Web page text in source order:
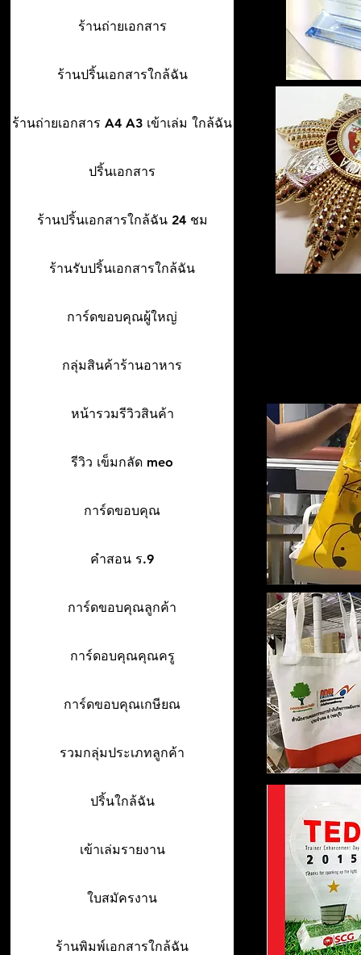
ร้านถ่ายเอกสาร
ร้านปริ้นเอกสารใกล้ฉัน
ร้านถ่ายเอกสาร A4 A3 เข้าเล่ม ใกล้ฉัน
ปริ้นเอกสาร
ร้านปริ้นเอกสารใกล้ฉัน 24 ชม
ร้านรับปริ้นเอกสารใกล้ฉัน
การ์ดขอบคุณผู้ใหญ่
กลุ่มสินค้าร้านอาหาร
หน้ารวมรีวิวสินค้า
รีวิว เข็มกลัด meo
การ์ดขอบคุณ
คำสอน ร.9
การ์ดขอบคุณลูกค้า
การ์ดอบคุณคุณครู
การ์ดขอบคุณเกษียณ
รวมกลุ่มประเภทลูกค้า
ปริ้นใกล้ฉัน
เข้าเล่มรายงาน
ใบสมัครงาน
ร้านพิมพ์เอกสารใกล้ฉัน